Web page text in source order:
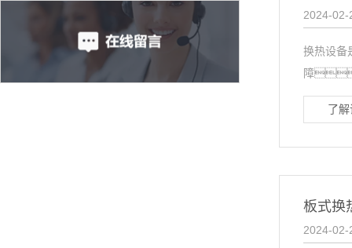
2024-02-
换热设
障
了
板式
2024-02-